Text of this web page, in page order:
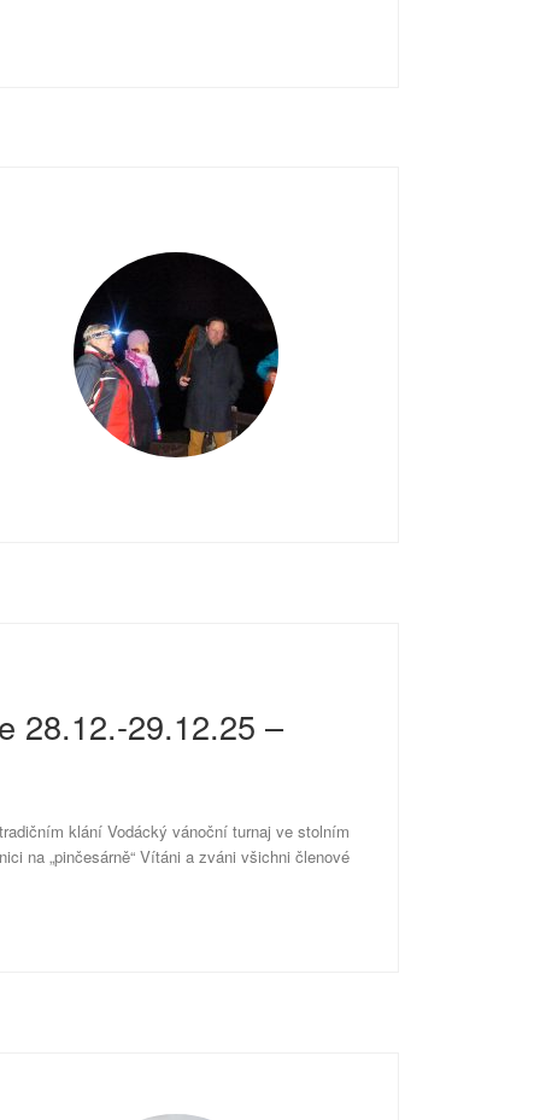
28.12.-29.12.25 –
klání Vodácký vánoční turnaj ve stolním
na „pinčesárně“ Vítáni a zváni všichni členové